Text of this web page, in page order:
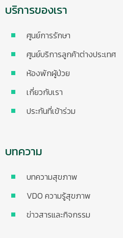
บริการของเรา
ศูนย์การรักษา
ศูนย์บริการลูกค้าต่างประเทศ
ห้องพักผู้ป่วย
เกี่ยวกับเรา
ประกันที่เข้าร่วม
บทความ
บทความสุขภาพ
VDO ความรู้สุขภาพ
ข่าวสารและกิจกรรม